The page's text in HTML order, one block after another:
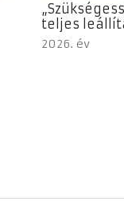
teljes
2026. év